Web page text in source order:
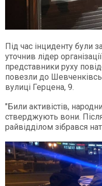
Під час інциденту були
уточнив лідер
представники руху
повезли до
вулиці Герцена, 9.
"Били активістів,
стверджують вони.
райвідділом зібрався